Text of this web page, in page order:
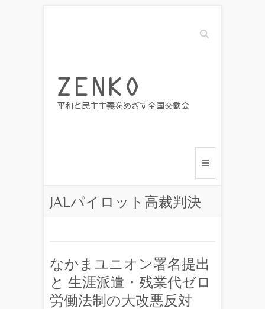
Search
JALパイロット高裁判決
なかまユニオン署名提出
と 生涯派遣・残業代ゼロ
労働法制の大改悪反対